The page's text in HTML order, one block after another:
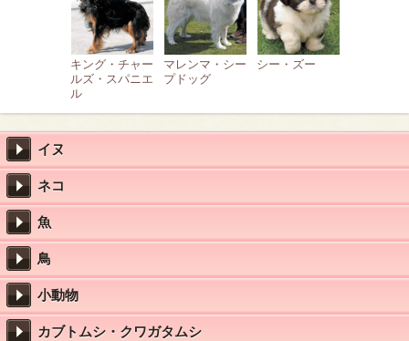
キング・チャー
ルズ・スパニエ
ル
マレンマ・シー
プドッグ
シー・ズー
イヌ
ネコ
魚
鳥
小動物
カブトムシ・クワガタムシ